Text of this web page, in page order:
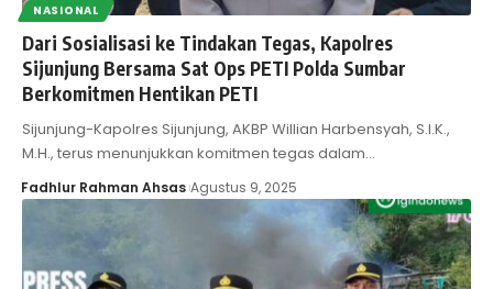
NASIONAL
Dari Sosialisasi ke Tindakan Tegas, Kapolres
Sijunjung Bersama Sat Ops PETI Polda Sumbar
Berkomitmen Hentikan PETI
Sijunjung-Kapolres Sijunjung, AKBP Willian Harbensyah, S.I.K.,
M.H., terus menunjukkan komitmen tegas dalam…
Fadhlur Rahman Ahsas Agustus 9, 2025